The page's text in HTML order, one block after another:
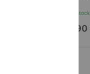
En stock